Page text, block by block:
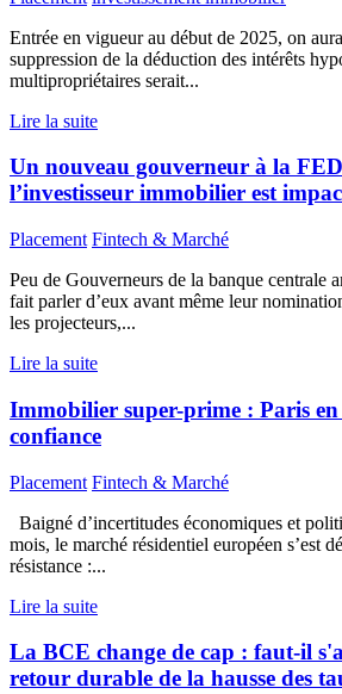
Entrée en vigueur au début de 2025, on
suppression de la déduction des intérêts
multipropriétaires serait...
Lire la suite
Un nouveau gouverneur à la
l’investisseur immobilier est
Placement Fintech & Marché
Peu de Gouverneurs de la banque centrale
fait parler d’eux avant même leur
les projecteurs,...
Lire la suite
Immobilier super-prime : Paris en
confiance
Placement Fintech & Marché
Baigné d’incertitudes économiques et
mois, le marché résidentiel européen s’est
résistance :...
Lire la suite
La BCE change de cap : faut-il
retour durable de la hausse des